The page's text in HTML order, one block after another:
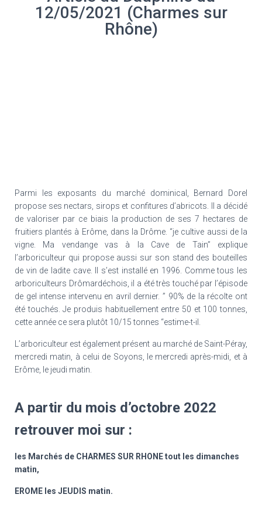
12/05/2021 (Charmes sur
Rhône)
Parmi les exposants du marché dominical, Bernard Dorel
propose ses nectars, sirops et confitures d’abricots. Il a décidé
de valoriser par ce biais la production de ses 7 hectares de
fruitiers plantés à Erôme, dans la Drôme. “je cultive aussi de la
vigne. Ma vendange vas à la Cave de Tain” explique
l’arboriculteur qui propose aussi sur son stand des bouteilles
de vin de ladite cave. Il s’est installé en 1996. Comme tous les
arboriculteurs Drômardéchois, il a été très touché par l’épisode
de gel intense intervenu en avril dernier. ” 90% de la récolte ont
été touchés. Je produis habituellement entre 50 et 100 tonnes,
cette année ce sera plutôt 10/15 tonnes “estime-t-il.
L’arboriculteur est également présent au marché de Saint-Péray,
mercredi matin, à celui de Soyons, le mercredi après-midi, et à
Erôme, le jeudi matin.
A partir du mois d’octobre 2022
retrouver moi sur :
les Marchés de CHARMES SUR RHONE tout les dimanches
matin,
EROME les JEUDIS matin.